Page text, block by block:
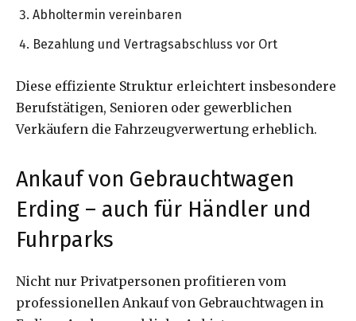
Abholtermin vereinbaren
Bezahlung und Vertragsabschluss vor Ort
Diese effiziente Struktur erleichtert insbesondere
Berufstätigen, Senioren oder gewerblichen
Verkäufern die Fahrzeugverwertung erheblich.
Ankauf von Gebrauchtwagen
Erding – auch für Händler und
Fuhrparks
Nicht nur Privatpersonen profitieren vom
professionellen Ankauf von Gebrauchtwagen in